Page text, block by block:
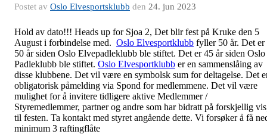
Postet av Oslo Elvesportsklubb den 24. jun 2023
Hold av dato!!! Heads up for Sjoa 2, Det blir fest på Kruke den 5
August i forbindelse med. Oslo Elvesportklubb fyller 50 år. Det er
50 år siden Oslo Elvepadleklubb ble stiftet. Det er 45 år siden Oslo
Padleklubb ble stiftet. Oslo Elvesportklubb er en sammenslåing av
disse klubbene. Det vil være en symbolsk sum for deltagelse. Det
obligatorisk påmelding via Spond for medlemmene. Det vil være
mulighet for å invitere tidligere aktive Medlemmer /
Styremedlemmer, partner og andre som har bidratt på forskjellig
til festen. Ta kontakt med styret angående dette. Vi forsøker å få
minimum 3 raftingflåte